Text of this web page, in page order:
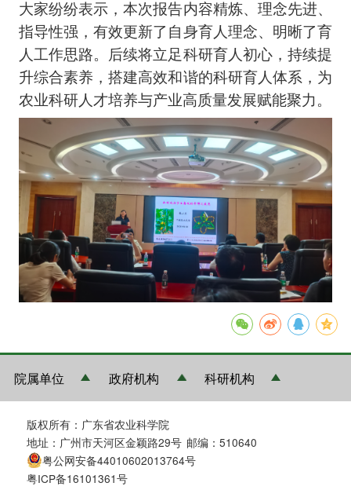
大家纷纷表示，本次报告内容精炼、理念先进、
指导性强，有效更新了自身育人理念、明晰了育
人工作思路。后续将立足科研育人初心，持续提
升综合素养，搭建高效和谐的科研育人体系，为
农业科研人才培养与产业高质量发展赋能聚力。
院属单位 政府机构 科研机构
版权所有：广东省农业科学院
地址：广州市天河区金颖路29号 邮编：510640
粤公网安备44010602013764号
粤ICP备16101361号